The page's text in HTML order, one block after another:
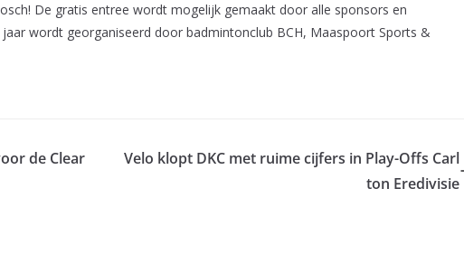
De gratis entree wordt mogelijk gemaakt door alle sponsors en
wordt georganiseerd door badmintonclub BCH, Maaspoort Sports &
de Clear
Velo klopt DKC met ruime cijfers in Play-Offs Carl
ton Eredivisie